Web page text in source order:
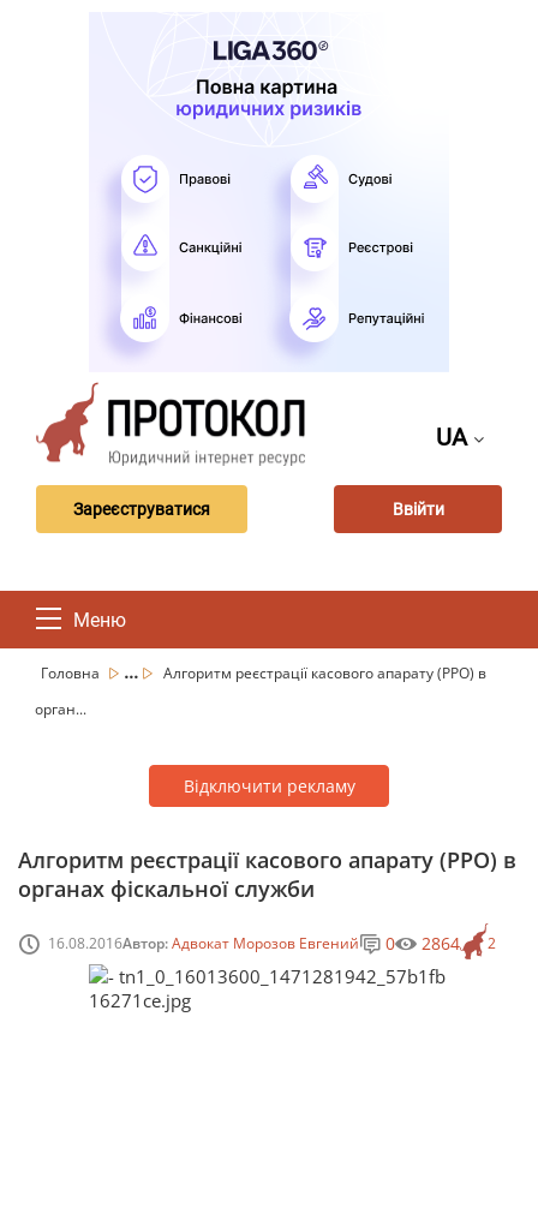
UA
Зареєструватися Ввійти
Меню
Головна ...
Алгоритм реєстрації касового апарату (РРО) в
орган...
Відключити рекламу
Алгоритм реєстрації касового апарату (РРО) в
органах фіскальної служби
16.08.2016Автор:Адвокат Морозов Евгений 2
0 2864